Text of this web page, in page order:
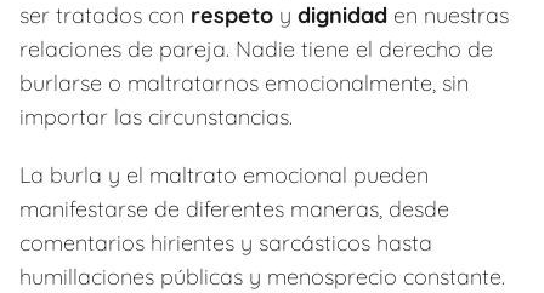
ser tratados con respeto y dignidad en nuestras
relaciones de pareja. Nadie tiene el derecho de
burlarse o maltratarnos emocionalmente, sin
importar las circunstancias.
La burla y el maltrato emocional pueden
manifestarse de diferentes maneras, desde
comentarios hirientes y sarcásticos hasta
humillaciones públicas y menosprecio constante.